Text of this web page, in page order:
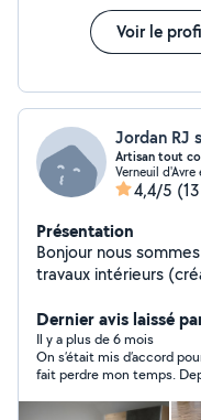
Voir le
Jordan RJ
Artisan tout
Verneuil
4,4/5
Présentation
Bonjour nous sommes
travaux intérieurs
etc...) travaux
jardin N'hésitez pas à nous contacter Devis rapide Rj
services
Dernier avis laissé
Il y a plus de 6 mois
On s’était mis d’accord
fait perdre mon temps.
pas revu avant deux